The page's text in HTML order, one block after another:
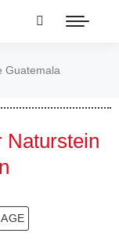
Guatemala
Naturstein